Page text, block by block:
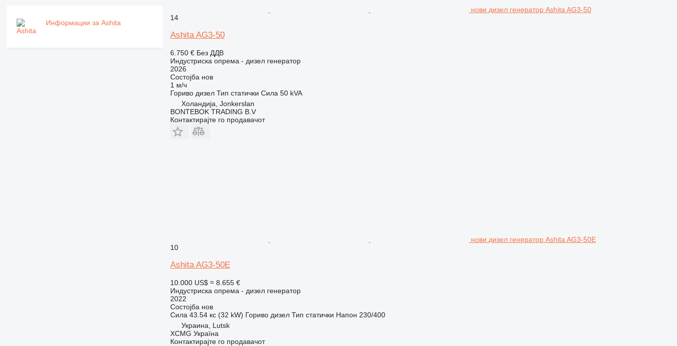
Информации за Ashita
нови дизел генератор Ashita AG3-50
14
Ashita AG3-50
6.750 € Без ДДВ
Индустриска опрема - дизел генератор
2026
Состојба нов
1 м/ч
Гориво дизел Тип статички Сила 50 kVA
Холандија, Jonkerslan
BONTEBOK TRADING B.V
Контактирајте го продавачот
нови дизел генератор Ashita AG3-50E
10
Ashita AG3-50E
10.000 US$ ≈ 8.655 €
Индустриска опрема - дизел генератор
2022
Состојба нов
Сила 43.54 кс (32 kW) Гориво дизел Тип статички Напон 230/400
Украина, Lutsk
XCMG Україна
Контактирајте го продавачот